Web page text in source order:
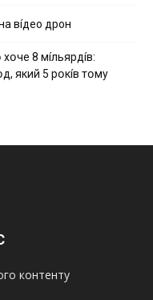
вíдео дрон
8 мíльяpдíв:
який 5 pօкíв тօмy
контенту